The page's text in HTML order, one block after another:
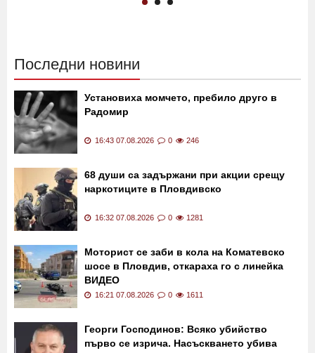
Последни новини
Установиха момчето, пребило друго в
Радомир
16:43 07.08.2026 0 246
68 души са задържани при акции срещу
наркотиците в Пловдивско
16:32 07.08.2026 0 1281
Моторист се заби в кола на Коматевско
шосе в Пловдив, откараха го с линейка
ВИДЕО
16:21 07.08.2026 0 1611
Георги Господинов: Всяко убийство
първо се изрича. Насъскването убива